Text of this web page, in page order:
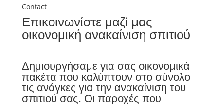
Contact
Επικοινωνίστε μαζί μας
οικονομική ανακαίνιση σπιτιού
Δημιουργήσαμε για σας οικονομικά
πακέτα που καλύπτουν στο σύνολο
τις ανάγκες για την ανακαίνιση του
σπιτιού σας. Οι παροχές που